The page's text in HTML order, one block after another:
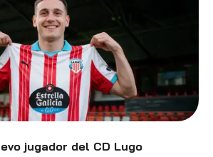
jugador del CD Lugo